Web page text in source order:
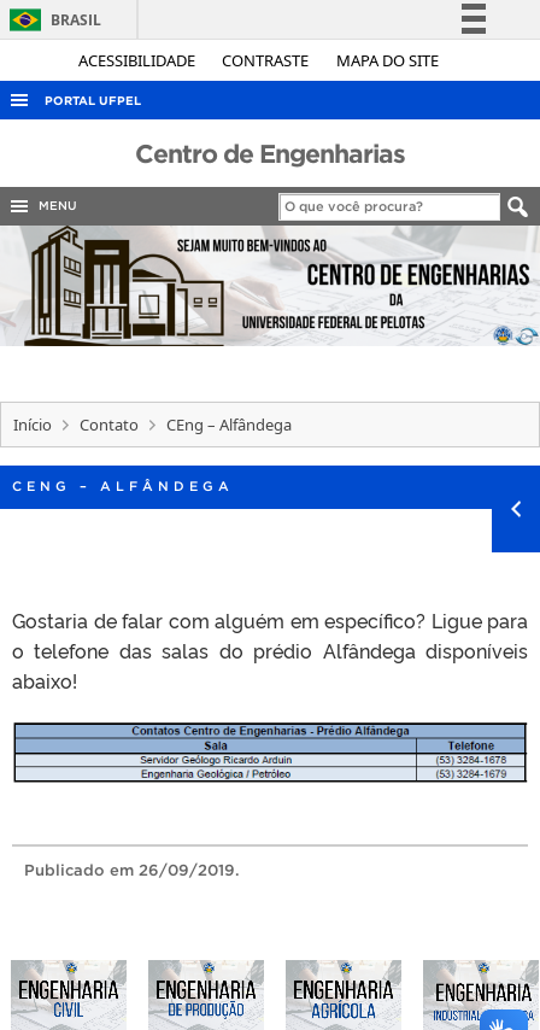
ACESSIBILIDADE CONTRASTE MAPA DO SITE
BRASIL
Simplifique!
Acesso à informação
Legislação
Canais
PORTAL UFPEL
COBALTO
CONCURSOS
EDITAIS
INTERNACIONAL
PORTARIAS
TELEFONES
Centro de Engenharias
MENU
Início Contato CEng – Alfândega
CENG – ALFÂNDEGA
Gostaria de falar com alguém em específico? Ligue para
o telefone das salas do prédio Alfândega disponíveis
abaixo!
Publicado em 26/09/2019.